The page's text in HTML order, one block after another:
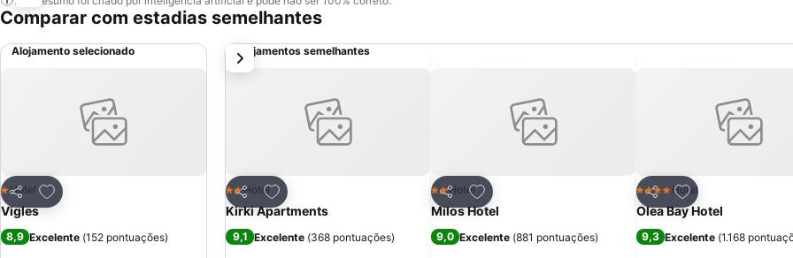
Comparar com estadias semelhantes
Alojamento selecionado
Partilhar
Adicionar aos favoritos
1 Estrelas
Hotel
Vigles
8,9 Excelente (152 pontuações)
Alojamentos semelhantes
Partilhar
Adicionar aos favoritos
2 Estrelas
Hotel
Kirki Apartments
9,1 Excelente (368 pontuações)
Partilhar
Adicionar aos favoritos
2 Estrelas
Hotel
Milos Hotel
9,0 Excelente (881 pontuações)
Partilhar
Adicionar aos
4 EstrelasHotel
Olea Bay Hotel
9,3 Excelente (1.168
próximo